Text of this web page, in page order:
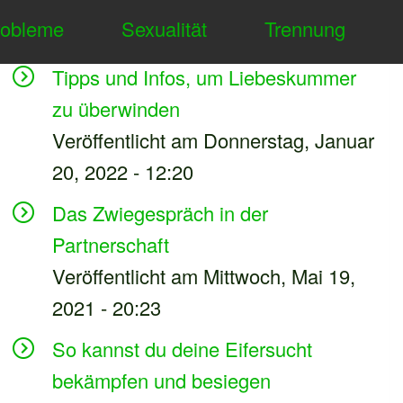
Sexualität Trennung
Neuester Inhalt
Tipps und Infos, um Liebeskummer
zu überwinden
Veröffentlicht am Donnerstag, Januar
20, 2022 - 12:20
Das Zwiegespräch in der
Partnerschaft
Veröffentlicht am Mittwoch, Mai 19,
2021 - 20:23
So kannst du deine Eifersucht
bekämpfen und besiegen